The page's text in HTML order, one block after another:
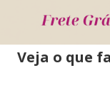
Veja o que